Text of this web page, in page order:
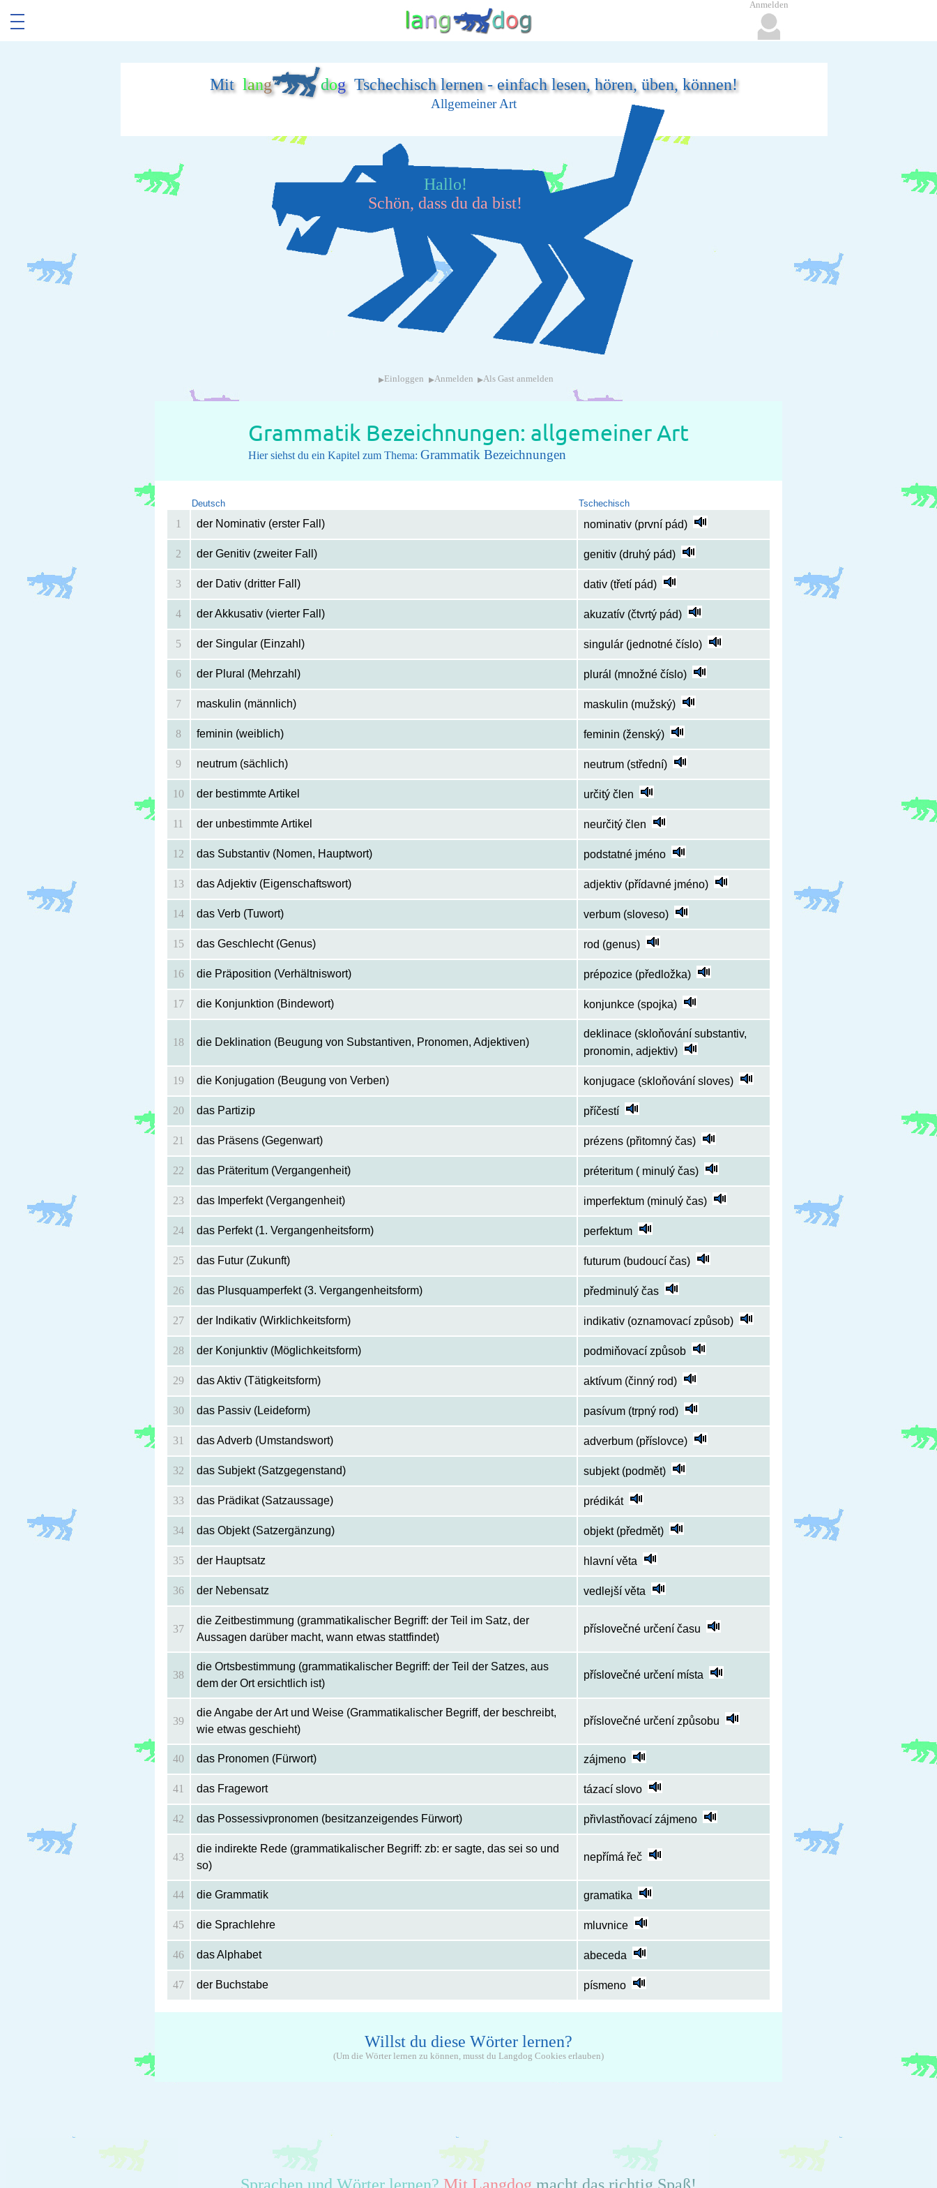
Mitlang dogTschechisch lernen - einfach lesen, hören, üben, können!
Allgemeiner Art
Hallo!
Schön, dass du da bist!
▸ Einloggen ▸Anmelden ▸Als Gast anmelden
Grammatik Bezeichnungen: allgemeiner Art
Hier siehst du ein Kapitel zum Thema: Grammatik Bezeichnungen
Deutsch Tschechisch
1 der Nominativ (erster Fall) nominativ (první pád)
2 der Genitiv (zweiter Fall) genitiv (druhý pád)
3 der Dativ (dritter Fall) dativ (třetí pád)
4 der Akkusativ (vierter Fall) akuzatív (čtvrtý pád)
5 der Singular (Einzahl) singulár (jednotné číslo)
6 der Plural (Mehrzahl) plurál (množné číslo)
7 maskulin (männlich) maskulin (mužský)
8 feminin (weiblich) feminin (ženský)
9 neutrum (sächlich) neutrum (střední)
10 der bestimmte Artikel určitý člen
11 der unbestimmte Artikel neurčitý člen
12 das Substantiv (Nomen, Hauptwort) podstatné jméno
13 das Adjektiv (Eigenschaftswort) adjektiv (přídavné jméno)
14 das Verb (Tuwort) verbum (sloveso)
15 das Geschlecht (Genus) rod (genus)
16 die Präposition (Verhältniswort) prépozice (předložka)
17 die Konjunktion (Bindewort) konjunkce (spojka)
18 die Deklination (Beugung von Substantiven, Pronomen, Adjektiven)
deklinace (skloňování substantiv,
pronomin, adjektiv)
19 die Konjugation (Beugung von Verben) konjugace (skloňování sloves)
20 das Partizip příčestí
21 das Präsens (Gegenwart) prézens (přitomný čas)
22 das Präteritum (Vergangenheit) préteritum ( minulý čas)
23 das Imperfekt (Vergangenheit) imperfektum (minulý čas)
24 das Perfekt (1. Vergangenheitsform) perfektum
25 das Futur (Zukunft) futurum (budoucí čas)
26 das Plusquamperfekt (3. Vergangenheitsform) předminulý čas
27 der Indikativ (Wirklichkeitsform) indikativ (oznamovací způsob)
28 der Konjunktiv (Möglichkeitsform) podmiňovací způsob
29 das Aktiv (Tätigkeitsform) aktívum (činný rod)
30 das Passiv (Leideform) pasívum (trpný rod)
31 das Adverb (Umstandswort) adverbum (příslovce)
32 das Subjekt (Satzgegenstand) subjekt (podmět)
33 das Prädikat (Satzaussage) prédikát
34 das Objekt (Satzergänzung) objekt (předmět)
35 der Hauptsatz hlavní věta
36 der Nebensatz vedlejší věta
37
die Zeitbestimmung (grammatikalischer Begriff: der Teil im Satz, der
Aussagen darüber macht, wann etwas stattfindet)
příslovečné určení času
38
die Ortsbestimmung (grammatikalischer Begriff: der Teil der Satzes, aus
dem der Ort ersichtlich ist)
příslovečné určení místa
39
die Angabe der Art und Weise (Grammatikalischer Begriff, der beschreibt,
wie etwas geschieht)
příslovečné určení způsobu
40 das Pronomen (Fürwort) zájmeno
41 das Fragewort tázací slovo
42 das Possessivpronomen (besitzanzeigendes Fürwort) přivlastňovací zájmeno
43
die indirekte Rede (grammatikalischer Begriff: zb: er sagte, das sei so und
so)
nepřímá řeč
44 die Grammatik gramatika
45 die Sprachlehre mluvnice
46 das Alphabet abeceda
47 der Buchstabe písmeno
Willst du diese Wörter lernen?
(Um die Wörter lernen zu können, musst du Langdog Cookies erlauben)
Anmelden